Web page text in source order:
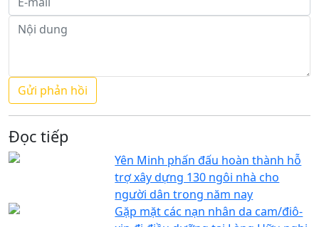
Đọc tiếp
Yên Minh phấn đấu hoàn thành hỗ
trợ xây dựng 130 ngôi nhà cho
người dân trong năm nay
Gặp mặt các nạn nhân da cam/điô-